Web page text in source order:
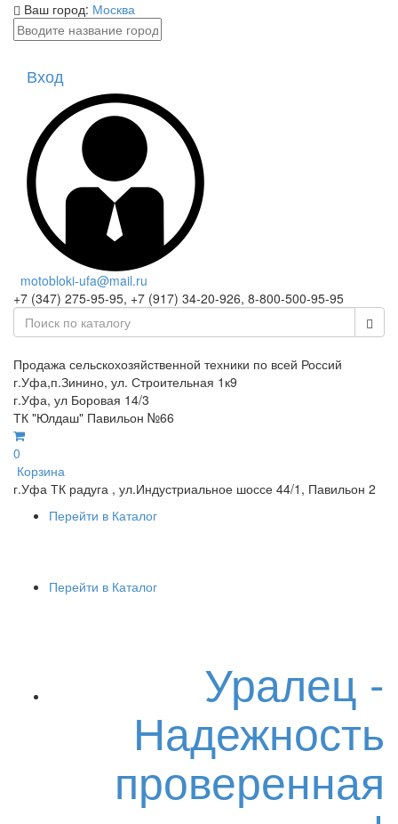
Ваш город: Москва
Вход
motobloki-ufa@mail.ru
+7 (347) 275-95-95, +7 (917) 34-20-926, 8-800-500-95-95
Продажа сельскохозяйственной техники по всей Россий
г.Уфа,п.Зинино, ул. Строительная 1к9
г.Уфа, ул Боровая 14/3
ТК "Юлдаш" Павильон №66
0
Корзина
г.Уфа ТК радуга , ул.Индустриальное шоссе 44/1, Павильон 2
Перейти в Каталог
Перейти в Каталог
Уралец -
Надежность
проверенная